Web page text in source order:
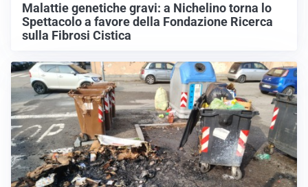
Malattie genetiche gravi: a Nichelino torna lo
Spettacolo a favore della Fondazione Ricerca
sulla Fibrosi Cistica